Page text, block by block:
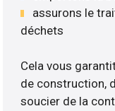
assurons le
déchets
Cela vous
de construction,
soucier de la